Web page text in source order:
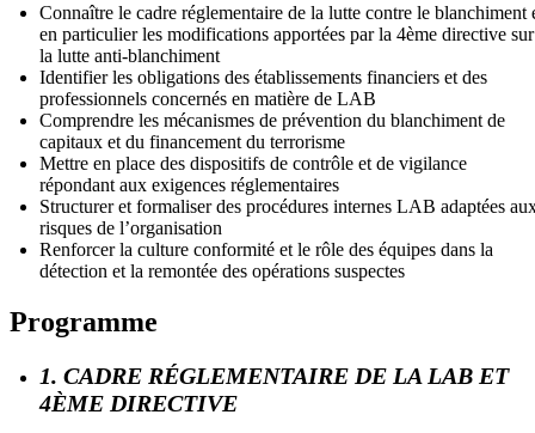
Connaître le cadre réglementaire de la lutte contre le blanchiment
en particulier les modifications apportées par la 4ème directive sur
la lutte anti-blanchiment
Identifier les obligations des établissements financiers et des
professionnels concernés en matière de LAB
Comprendre les mécanismes de prévention du blanchiment de
capitaux et du financement du terrorisme
Mettre en place des dispositifs de contrôle et de vigilance
répondant aux exigences réglementaires
Structurer et formaliser des procédures internes LAB adaptées
risques de l’organisation
Renforcer la culture conformité et le rôle des équipes dans la
détection et la remontée des opérations suspectes
Programme
1. CADRE RÉGLEMENTAIRE DE LA LAB ET
4ÈME DIRECTIVE